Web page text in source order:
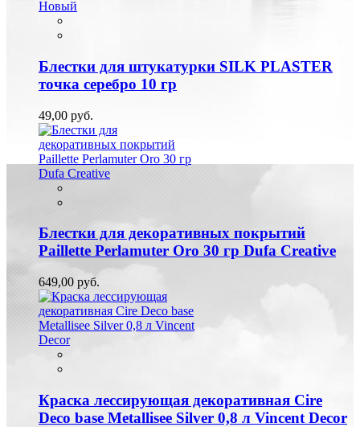
Новый
Блестки для штукатурки SILK PLASTER
точка серебро 10 гр
49,00 руб.
Блестки для декоративных покрытий
Paillette Perlamuter Oro 30 гр Dufa Creative
649,00 руб.
Краска лессирующая декоративная Cire
Deco base Metallisee Silver 0,8 л Vincent Decor